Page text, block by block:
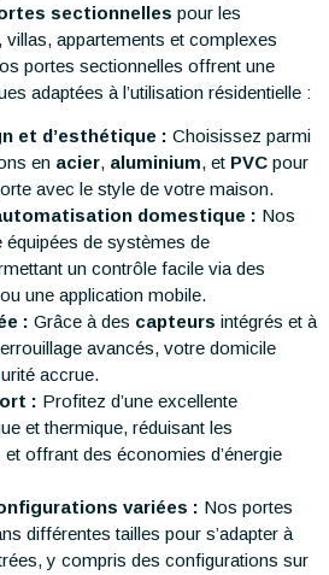
sectionnelles pour les
appartements et complexes
portes sectionnelles offrent une
adaptées à l’utilisation résidentielle :
et d’esthétique : Choisissez parmi
en acier, aluminium, et PVC pour
avec le style de votre maison.
domestique : Nos
équipées de systèmes de
un contrôle facile via des
ou une application mobile.
: Grâce à des capteurs intégrés et à
avancés, votre domicile
accrue.
: Profitez d’une excellente
et thermique, réduisant les
offrant des économies d’énergie
variées : Nos portes
différentes tailles pour s’adapter à
y compris des configurations sur